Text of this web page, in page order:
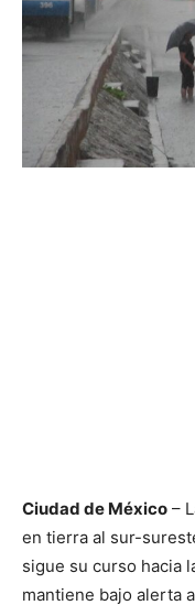
Ciudad de México –
en tierra al sur-
sigue su curso hacia
mantiene bajo alerta